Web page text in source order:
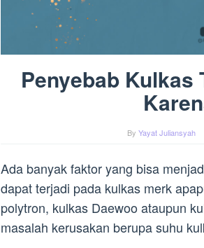
Penyebab Kulkas
By Yayat Juliansyah
Ada banyak faktor yang bisa
dapat terjadi pada kulkas merk
polytron, kulkas Daewoo ataupun
masalah kerusakan berupa suhu